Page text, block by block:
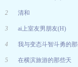
2 清和
3 ai上室友男朋友(H)
4 我与变态斗智斗勇的
5 在横滨旅游的那些天